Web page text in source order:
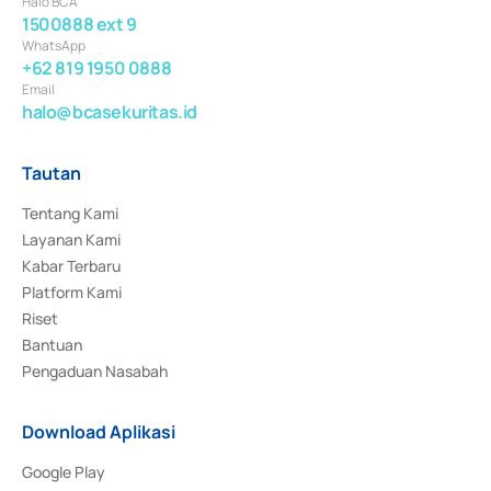
1500888 ext 9
WhatsApp
+62 819 1950 0888
Email
halo@bcasekuritas.id
Tautan
Tentang Kami
Layanan Kami
Kabar Terbaru
Platform Kami
Riset
Bantuan
Pengaduan Nasabah
Download Aplikasi
Google Play